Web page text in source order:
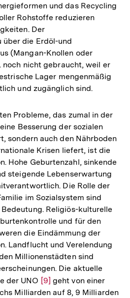
und das Recycling
Rohstoffe reduzieren
Der
über die Erdöl-und
(Mangan-Knollen oder
noch nicht gebraucht, weil er
Lager mengenmäßig
und zugänglich sind.
Probleme, das zumal in der
Besserung der sozialen
sondern auch den Nährboden
Krisen liefert, ist die
Hohe Geburtenzahl, sinkende
steigende Lebenserwartung
Die Rolle der
im Sozialsystem sind
Religiös-kulturelle
und für den
die Eindämmung der
Landflucht und Verelendung
Millionenstädten sind
Die aktuelle
der UNO Zur
Auflösung
[9] geht von einer
Milliarden auf 8, 9 Milliarden